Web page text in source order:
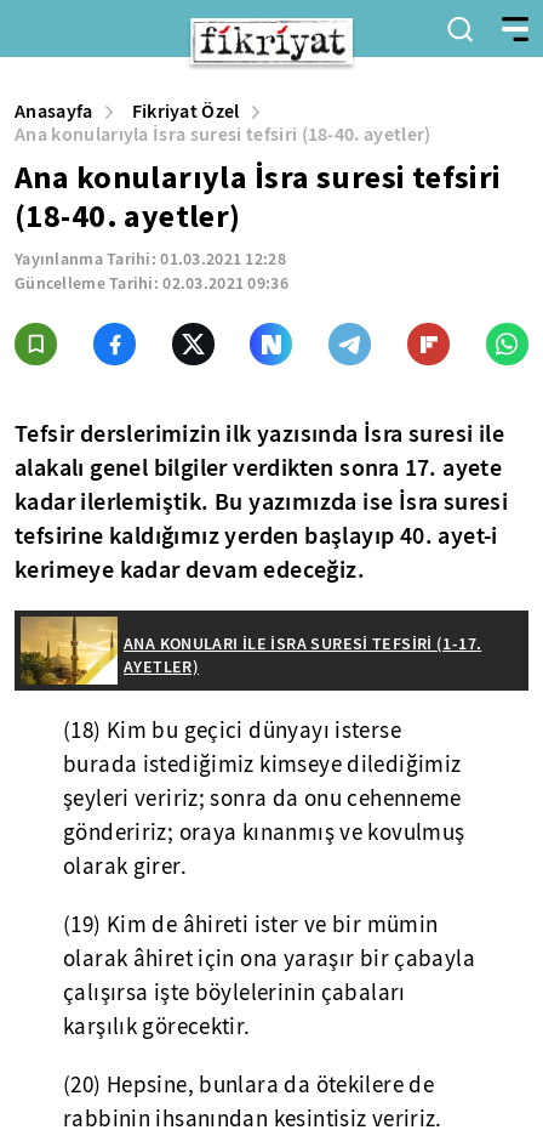
Anasayfa
Fikriyat Özel
Ana konularıyla İsra suresi tefsiri (18-40. ayetler)
Ana konularıyla İsra suresi tefsiri
(18-40. ayetler)
Yayınlanma Tarihi:01.03.2021 12:28
Güncelleme Tarihi:02.03.2021 09:36
Tefsir derslerimizin ilk yazısında İsra suresi ile
alakalı genel bilgiler verdikten sonra 17. ayete
kadar ilerlemiştik. Bu yazımızda ise İsra suresi
tefsirine kaldığımız yerden başlayıp 40. ayet-i
kerimeye kadar devam edeceğiz.
ANA KONULARI İLE İSRA SURESİ TEFSİRİ (1-17.
AYETLER)
(18) Kim bu geçici dünyayı isterse
burada istediğimiz kimseye dilediğimiz
şeyleri veririz; sonra da onu cehenneme
göndeririz; oraya kınanmış ve kovulmuş
olarak girer.
(19) Kim de âhireti ister ve bir mümin
olarak âhiret için ona yaraşır bir çabayla
çalışırsa işte böylelerinin çabaları
karşılık görecektir.
(20) Hepsine, bunlara da ötekilere de
rabbinin ihsanından kesintisiz veririz.